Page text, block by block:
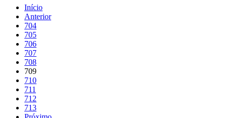
Início
Anterior
704
705
706
707
708
709
710
711
712
713